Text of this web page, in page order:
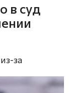
в суд
за